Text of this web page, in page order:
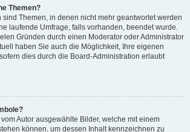
Themen?
Themen, in denen nicht mehr geantwortet werden
laufende Umfrage, falls vorhanden, beendet wurde.
Gründen durch einen Moderator oder Administrator
haben Sie auch die Möglichkeit, Ihre eigenen
dies durch die Board-Administration erlaubt
Autor ausgewählte Bilder, welche mit einem
können, um dessen Inhalt kennzeichnen zu